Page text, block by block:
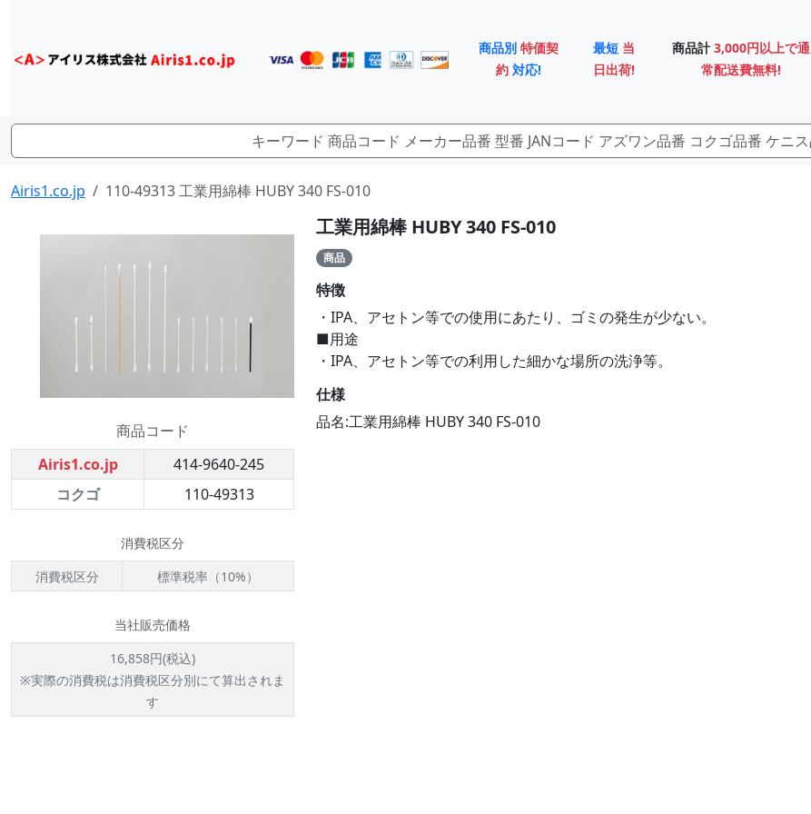
商品別 特価契
約 対応!
最短 当
日出荷!
商品計 3,000円以上で通
常配送費無料!
Airis1.co.jp 110-49313 工業用綿棒 HUBY 340 FS-010
商品コード
Airis1.co.jp
414-9640-245
コクゴ
110-49313
消費税区分
消費税区分
標準税率（10%）
当社販売価格
16,858円(税込)
※実際の消費税は消費税区分別にて算出されま
す
工業用綿棒 HUBY 340 FS-010
商品
特徴
・IPA、アセトン等での使用にあたり、ゴミの発生が少ない。
■用途
・IPA、アセトン等での利用した細かな場所の洗浄等。
仕様
品名:工業用綿棒 HUBY 340 FS-010